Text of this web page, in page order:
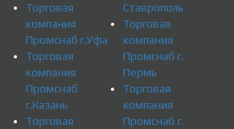
Торговая
компания
Промснаб г.Уфа
Торговая
компания
Промснаб
г.Казань
Торговая
Ставрополь
Торговая
компания
Промснаб г.
Пермь
Торговая
компания
Промснаб г.